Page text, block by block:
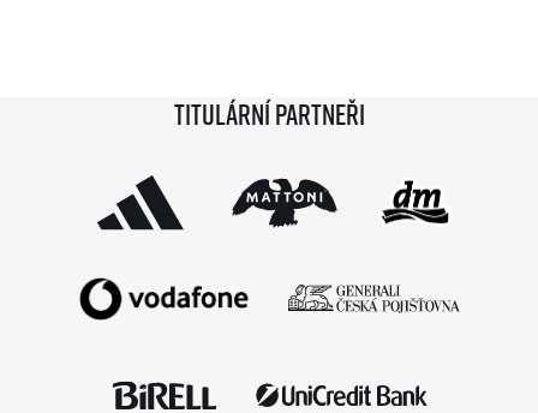
Titulární partneři